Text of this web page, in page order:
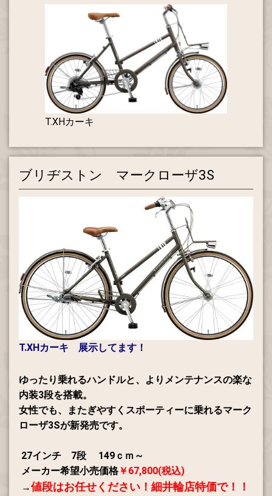
T.XHカーキ
ブリヂストン マークローザ3S
T.XHカーキ 展示してます！
ゆったり乗れるハンドルと、よりメンテナンスの楽な
内装3段を搭載。
女性でも、またぎやすくスポーティーに乗れるマーク
ローザ3Sが新発売です。
27インチ 7段 149ｃｍ～
メーカー希望小売価格￥67,800(税込)
→値段はお任せください！ 細井輪店特価で！！